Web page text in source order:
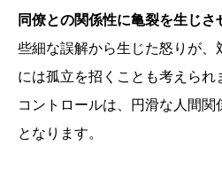
同僚との関係性に亀裂を生じさ
些細な誤解から生じた怒りが、
には孤立を招くことも考えら
コントロールは、円滑な人間
となります。